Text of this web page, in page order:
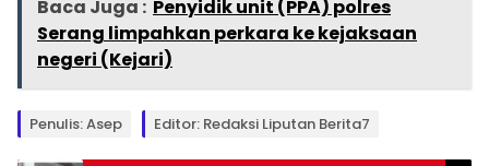
Baca Juga : Penyidik unit (PPA) polres
Serang limpahkan perkara ke kejaksaan
negeri (Kejari)
Penulis: Asep Editor: Redaksi Liputan Berita7